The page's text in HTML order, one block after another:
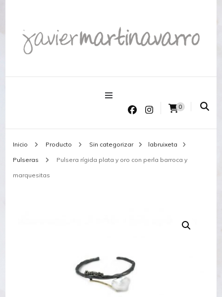
Joyería Javier Martinavarro
0
Inicio Producto Sin categorizar labruixeta
Pulseras Pulsera rígida plata y oro con perla barroca y
marquesitas